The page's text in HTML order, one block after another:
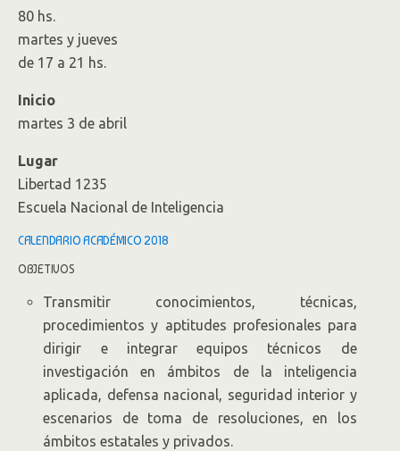
80 hs.
martes y jueves
de 17 a 21 hs.
Inicio
martes 3 de abril
Lugar
Libertad 1235
Escuela Nacional de Inteligencia
CALENDARIO ACADÉMICO 2018
OBJETIVOS
Transmitir conocimientos, técnicas,
procedimientos y aptitudes profesionales para
dirigir e integrar equipos técnicos de
investigación en ámbitos de la inteligencia
aplicada, defensa nacional, seguridad interior y
escenarios de toma de resoluciones, en los
ámbitos estatales y privados.